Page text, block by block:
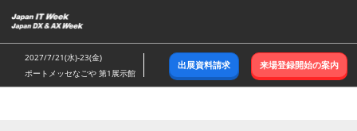
キ
ッ
し
2027/7/21(水)-23(金)
ポートメッセなごや 第1展示館
出展資料請求 来場登録開始の案内